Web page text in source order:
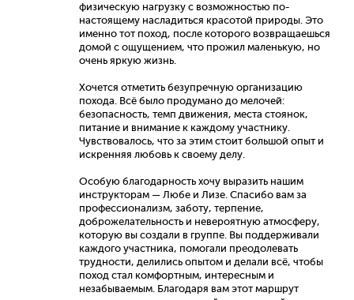
физическую нагрузку с возможностью по-
настоящему насладиться красотой природы. Это
именно тот поход, после которого возвращаешься
домой с ощущением, что прожил маленькую, но
очень яркую жизнь.
Хочется отметить безупречную организацию
похода. Всё было продумано до мелочей:
безопасность, темп движения, места стоянок,
питание и внимание к каждому участнику.
Чувствовалось, что за этим стоит большой опыт и
искренняя любовь к своему делу.
Особую благодарность хочу выразить нашим
инструкторам — Любе и Лизе. Спасибо вам за
профессионализм, заботу, терпение,
доброжелательность и невероятную атмосферу,
которую вы создали в группе. Вы поддерживали
каждого участника, помогали преодолевать
трудности, делились опытом и делали всё, чтобы
поход стал комфортным, интересным и
незабываемым. Благодаря вам этот маршрут